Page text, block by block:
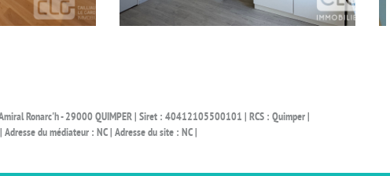
Ronarc'h - 29000 QUIMPER | Siret : 40412105500101 | RCS : Quimper |
du médiateur : NC | Adresse du site : NC |